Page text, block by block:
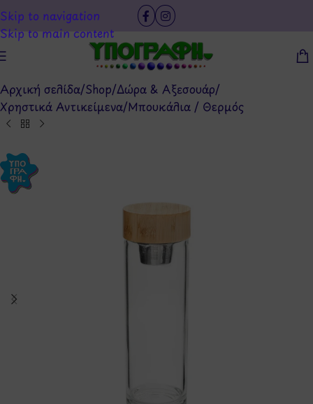
Skip to navigation
Skip to main content
Αρχική σελίδα/Shop/Δώρα & Αξεσουάρ/
Χρηστικά Αντικείμενα/Μπουκάλια / Θερμός